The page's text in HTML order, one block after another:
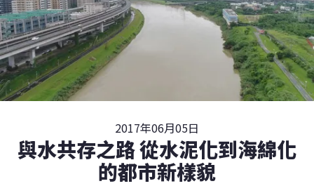
2017年06月05日
與水共存之路 從水泥化到海綿化
的都市新樣貌